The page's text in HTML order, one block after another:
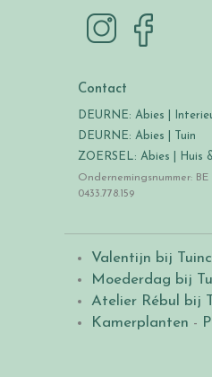
Contact
DEURNE: Abies |
DEURNE: Abies | Tuin
ZOERSEL: Abies | Huis
Ondernemingsnummer: BE
0433.778.159
Valentijn bij
Moederdag bij
Atelier Rébul bij
Kamerplanten -